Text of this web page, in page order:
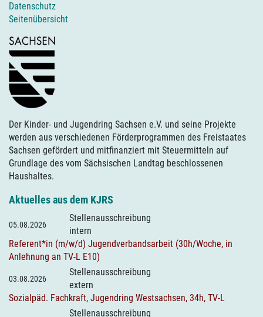
Datenschutz
Seitenübersicht
Der Kinder- und Jugendring Sachsen e.V. und seine Projekte
werden aus verschiedenen Förderprogrammen des Freistaates
Sachsen gefördert und mitfinanziert mit Steuermitteln auf
Grundlage des vom Sächsischen Landtag beschlossenen
Haushaltes.
Aktuelles aus dem KJRS
05.08.2026
Stellenausschreibung
intern
Referent*in (m/w/d) Jugendverbandsarbeit (30h/Woche, in
Anlehnung an TV-L E10)
03.08.2026
Stellenausschreibung
extern
Sozialpäd. Fachkraft, Jugendring Westsachsen, 34h, TV-L
Stellenausschreibung